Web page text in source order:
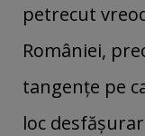
petrecut
României,
tangenţe pe
loc